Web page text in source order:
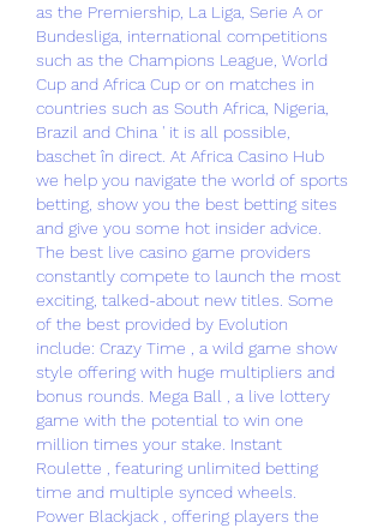
as the Premiership, La Liga, Serie A or
Bundesliga, international competitions
such as the Champions League, World
Cup and Africa Cup or on matches in
countries such as South Africa, Nigeria,
Brazil and China ' it is all possible,
baschet în direct. At Africa Casino Hub
we help you navigate the world of sports
betting, show you the best betting sites
and give you some hot insider advice.
The best live casino game providers
constantly compete to launch the most
exciting, talked-about new titles. Some
of the best provided by Evolution
include: Crazy Time , a wild game show
style offering with huge multipliers and
bonus rounds. Mega Ball , a live lottery
game with the potential to win one
million times your stake. Instant
Roulette , featuring unlimited betting
time and multiple synced wheels.
Power Blackjack , offering players the